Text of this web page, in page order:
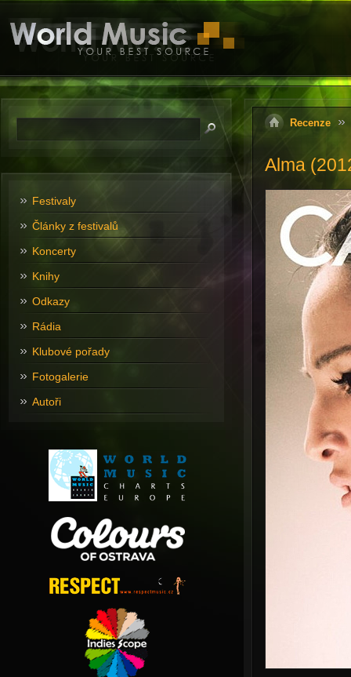
Recenze
Alma
Festivaly
Články z festivalů
Koncerty
Knihy
Odkazy
Rádia
Klubové pořady
Fotogalerie
Autoři